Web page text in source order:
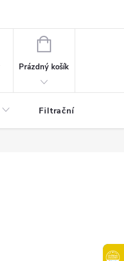
NÁKUPNÍ
KOŠÍK
Prázdný košík
Filtrační patrony